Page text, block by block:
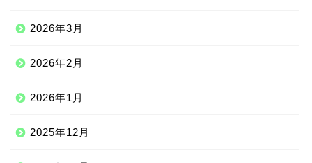
2026年3月
2026年2月
2026年1月
2025年12月